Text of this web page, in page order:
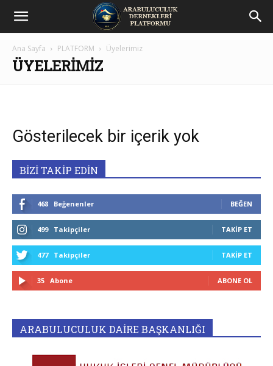
Arabuluculuk
Dernekleri
Ana Sayfa PLATFORM Üyelerimiz
ÜYELERIMIZ
Gösterilecek bir içerik yok
BİZİ TAKİP EDİN
468 Beğenenler BEĞEN
499 Takipçiler TAKIP ET
477 Takipçiler TAKIP ET
35 Abone ABONE OL
ARABULUCULUK DAİRE BAŞKANLIĞI